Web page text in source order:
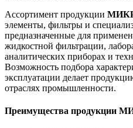
Ассортимент продукции
элементы, фильтры и
предназначенные для
жидкостной фильтрации,
аналитических приборах и
Возможность подбора
эксплуатации делает
отраслях промышленности.
Преимущества продукции